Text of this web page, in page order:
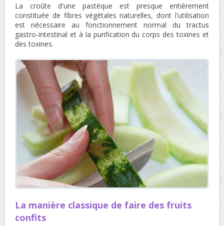
La croûte d'une pastèque est presque entièrement
constituée de fibres végétales naturelles, dont l'utilisation
est nécessaire au fonctionnement normal du tractus
gastro-intestinal et à la purification du corps des toxines et
des toxines.
La manière classique de faire des fruits
confits